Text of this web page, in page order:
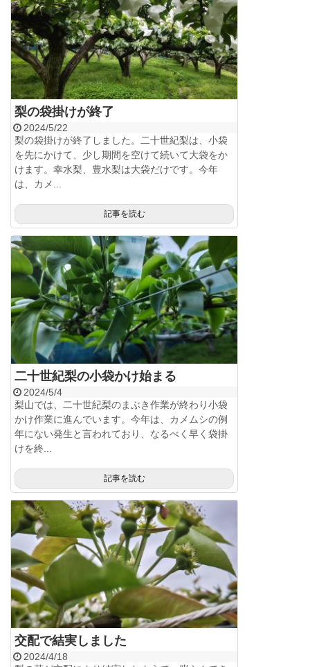
梨の袋掛けが終了
2024/5/22
梨の袋掛けが終了しました。二十世紀梨は、小袋
を先にかけて、少し期間を空けて続いて大袋をか
けます。幸水梨、豊水梨は大袋だけです。今年
は、カメ...
記事を読む
二十世紀梨の小袋かけ始まる
2024/5/4
梨山では、二十世紀梨のまぶき作業が終わり小袋
かけ作業に進んでいます。今年は、カメムシの例
年にない発生と言われており、なるべく早く袋掛
けを終...
記事を読む
交配で結実しました
2024/4/18